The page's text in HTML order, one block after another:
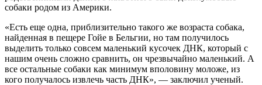
собаки родом из Америки.
«Есть еще одна, приблизительно такого же возраста собака,
найденная в пещере Гойе в Бельгии, но там получилось
выделить только совсем маленький кусочек ДНК, который с
нашим очень сложно сравнить, он чрезвычайно маленький. А
все остальные собаки как минимум вполовину моложе, из
кого получалось извлечь часть ДНК», — заключил ученый.